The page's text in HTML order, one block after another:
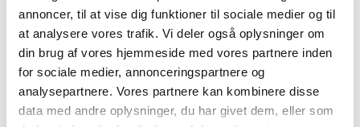
annoncer, til at vise dig funktioner til sociale medier og til
at analysere vores trafik. Vi deler også oplysninger om
din brug af vores hjemmeside med vores partnere inden
for sociale medier, annonceringspartnere og
analysepartnere. Vores partnere kan kombinere disse
data med andre oplysninger, du har givet dem, eller som
Værktøj, byggematerialer
København DKK 2.000 6594440
Momsvare
Beskrivelse